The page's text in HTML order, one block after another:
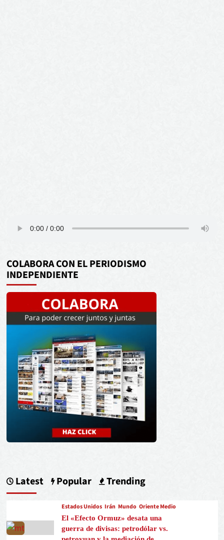
COLABORA CON EL PERIODISMO
INDEPENDIENTE
Latest Popular Trending
Estados Unidos Irán Mundo Oriente Medio
El «Efecto Ormuz» desata una
guerra de divisas: petrodólar vs.